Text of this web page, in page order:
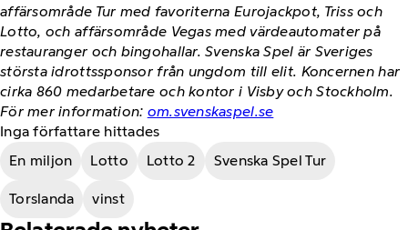
affärsområde Tur med favoriterna Eurojackpot, Triss och
Lotto, och affärsområde Vegas med värdeautomater på
restauranger och bingohallar. Svenska Spel är Sveriges
största idrottssponsor från ungdom till elit. Koncernen har
cirka 860 medarbetare och kontor i Visby och Stockholm.
För mer information: om.svenskaspel.se
Inga författare hittades
En miljon
Lotto Lotto 2 Svenska Spel Tur
Torslanda vinst